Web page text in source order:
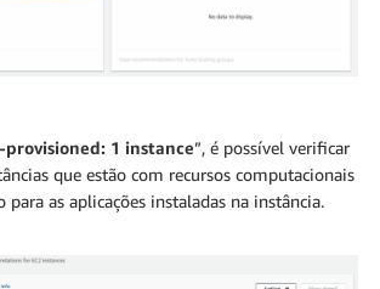
provisioned: 1 instance”, é possível verificar
que estão com recursos computacionais
para as aplicações instaladas na instância.